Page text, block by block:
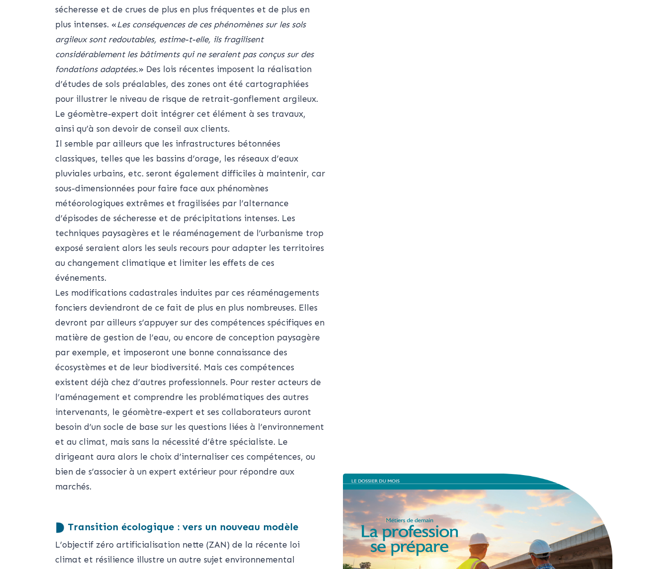
sécheresse et de crues de plus en plus fréquentes et de plus en
plus intenses. « Les conséquences de ces phénomènes sur les sols
argileux sont redoutables, estime-t-elle, ils fragilisent
considérablement les bâtiments qui ne seraient pas conçus sur des
fondations adaptées.» Des lois récentes imposent la réalisation
d’études de sols préalables, des zones ont été cartographiées
pour illustrer le niveau de risque de retrait-gonflement argileux.
Le géomètre-expert doit intégrer cet élément à ses travaux,
ainsi qu’à son devoir de conseil aux clients.
Il semble par ailleurs que les infrastructures bétonnées
classiques, telles que les bassins d’orage, les réseaux d’eaux
pluviales urbains, etc. seront également difficiles à maintenir, car
sous-dimensionnées pour faire face aux phénomènes
météorologiques extrêmes et fragilisées par l’alternance
d’épisodes de sécheresse et de précipitations intenses. Les
techniques paysagères et le réaménagement de l’urbanisme trop
exposé seraient alors les seuls recours pour adapter les territoires
au changement climatique et limiter les effets de ces
événements.
Les modifications cadastrales induites par ces réaménagements
fonciers deviendront de ce fait de plus en plus nombreuses. Elles
devront par ailleurs s’appuyer sur des compétences spécifiques en
matière de gestion de l’eau, ou encore de conception paysagère
par exemple, et imposeront une bonne connaissance des
écosystèmes et de leur biodiversité. Mais ces compétences
existent déjà chez d’autres professionnels. Pour rester acteurs de
l’aménagement et comprendre les problématiques des autres
intervenants, le géomètre-expert et ses collaborateurs auront
besoin d’un socle de base sur les questions liées à l’environnement
et au climat, mais sans la nécessité d’être spécialiste. Le
dirigeant aura alors le choix d’internaliser ces compétences, ou
bien de s’associer à un expert extérieur pour répondre aux
marchés.
Transition écologique : vers un nouveau modèle
L’objectif zéro artificialisation nette (ZAN) de la récente loi
climat et résilience illustre un autre sujet environnemental